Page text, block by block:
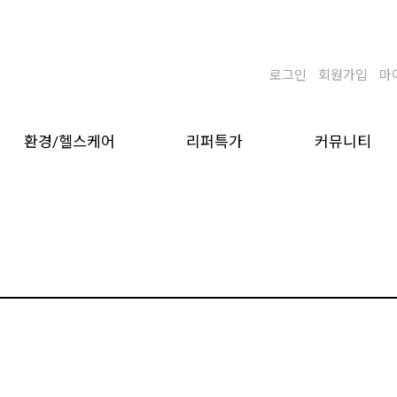
로그인 회원가입 마
환경/헬스케어 리퍼특가 커뮤니티